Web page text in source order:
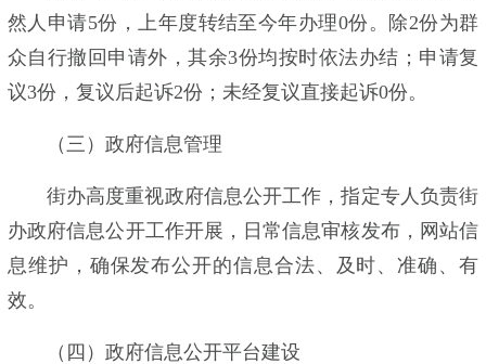
然人申请5份，上年度转结至今年办理0份。除2份为群
众自行撤回申请外，其余3份均按时依法办结；申请复
议3份，复议后起诉2份；未经复议直接起诉0份。
（三）政府信息管理
街办高度重视政府信息公开工作，指定专人负责街
办政府信息公开工作开展，日常信息审核发布，网站信
息维护，确保发布公开的信息合法、及时、准确、有
效。
（四）政府信息公开平台建设